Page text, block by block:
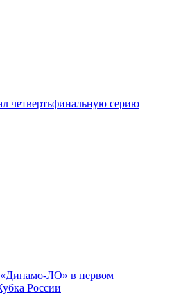
четвертьфинальную серию
«Динамо-ЛО» в первом
России